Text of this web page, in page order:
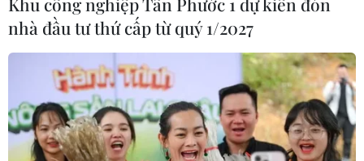
nhà đầu tư thứ cấp từ quý 1/2027